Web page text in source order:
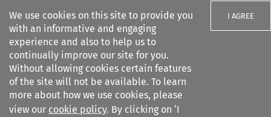
We use cookies on this site to provide you
with an informative and engaging
experience and also to help us to
continually improve our site for you.
Without allowing cookies certain features
of the site will not be available. To learn
more about how we use cookies, please
view our cookie policy. By clicking on ‘I
I AGREE
Search filters